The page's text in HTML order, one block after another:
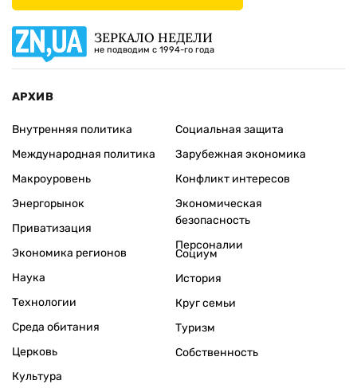
ЗЕРКАЛО НЕДЕЛИ
не подводим с 1994-го года
АРХИВ
Внутренняя политика
Международная политика
Макроуровень
Энергорынок
Приватизация
Экономика регионов
Социальная защита
Зарубежная экономика
Конфликт интересов
Экономическая
безопасность
Персоналии
Наука
Технологии
Среда обитания
Церковь
Культура
Социум
История
Круг семьи
Туризм
Собственность